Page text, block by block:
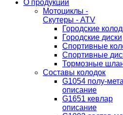
О продукции
Мотоциклы -
Скутеры - ATV
Городские
Городские диски
Спортивные
Спортивные
Тормозные
Составы колодок
G1054 полу-
описание
G1651 кевлар
описание